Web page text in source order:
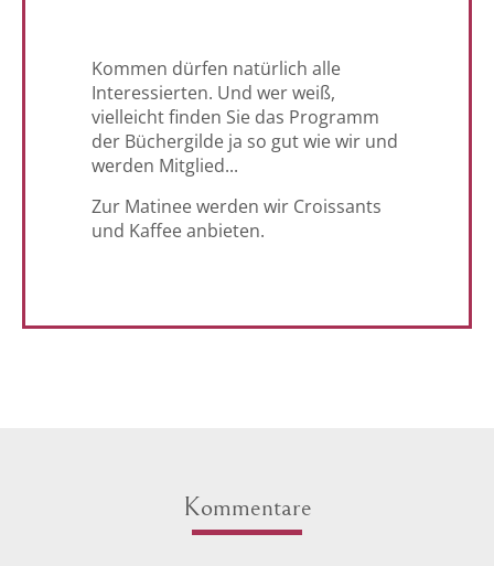
Kommen dürfen natürlich alle
Interessierten. Und wer weiß,
vielleicht finden Sie das Programm
der Büchergilde ja so gut wie wir und
werden Mitglied...
Zur Matinee werden wir Croissants
und Kaffee anbieten.
Kommentare